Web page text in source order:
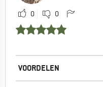
0 0
VOORDELEN